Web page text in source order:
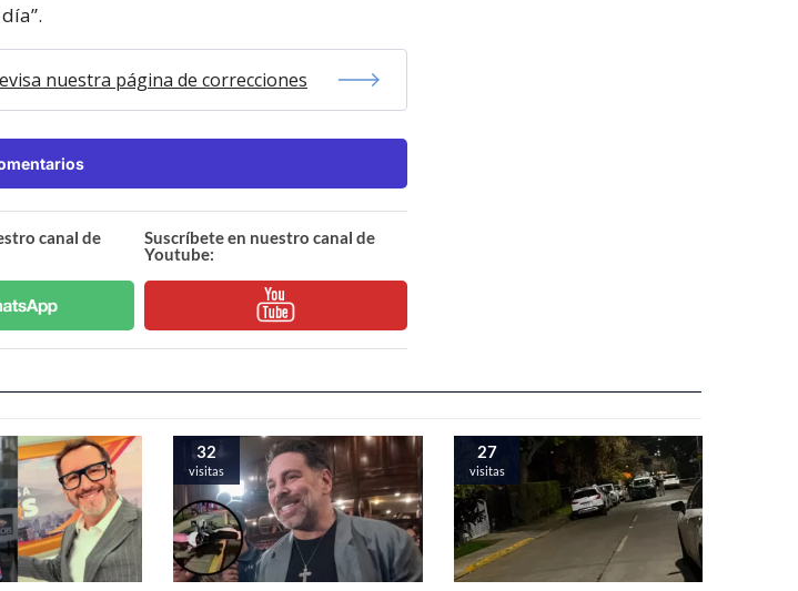
nuestra página de correcciones
canal de
Suscríbete en nuestro canal de
Youtube:
32
visitas
27
visitas